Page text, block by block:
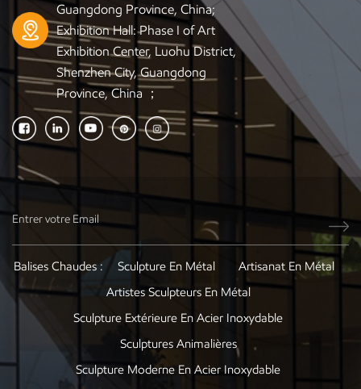
Guangdong Province, China;
Exhibition Hall: Phase I of Art
Exhibition Center, Luohu District,
Shenzhen City, Guangdong
Province, China ；
Balises Chaudes : Sculpture En Métal
Artisanat En Métal
Artistes Sculpteurs En Métal
Sculpture Extérieure En Acier Inoxydable
Sculptures Animalières
Sculpture Moderne En Acier Inoxydable